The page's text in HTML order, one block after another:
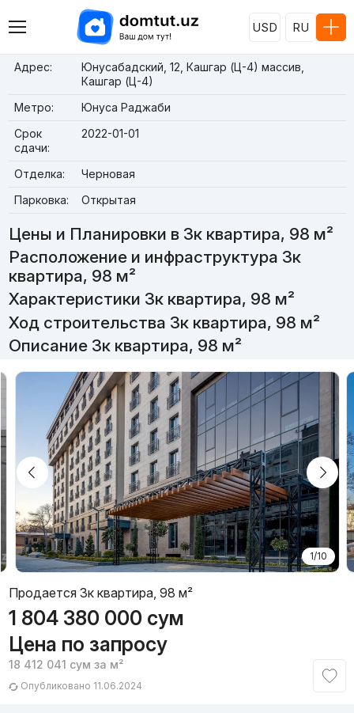
USD RU
Адрес:
Юнусабадский, 12, Кашгар (Ц-4) массив,
Кашгар (Ц-4)
Метро:
Юнуса Раджаби
Срок
сдачи:
2022-01-01
Отделка:
Черновая
Парковка:
Открытая
Цены и Планировки в 3к квартира, 98 м²
Расположение и инфраструктура 3к
квартира, 98 м²
Характеристики 3к квартира, 98 м²
Ход строительства 3к квартира, 98 м²
Описание 3к квартира, 98 м²
1/10
Продается 3к квартира, 98 м²
1 804 380 000 сум
Цена по запросу
18 412 041 сум за м²
Опубликовано 11.06.2024